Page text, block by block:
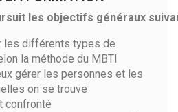
les objectifs généraux
les différents types de
la méthode du MBTI
gérer les personnes et les
on se trouve
confronté